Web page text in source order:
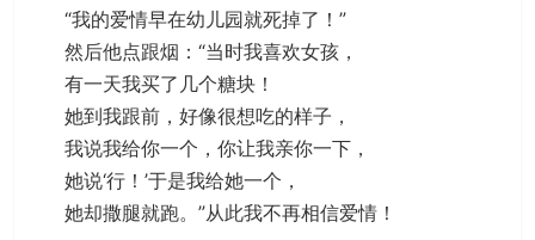
“我的爱情早在幼儿园就死掉了！”
然后他点跟烟：“当时我喜欢女孩，
有一天我买了几个糖块！
她到我跟前，好像很想吃的样子，
我说我给你一个，你让我亲你一下，
她说‘行！’于是我给她一个，
她却撒腿就跑。”从此我不再相信爱情！